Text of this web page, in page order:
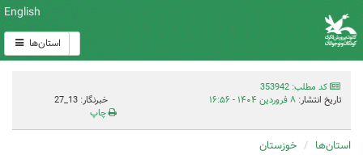
English
استان‌ها
کد مطلب: 353942
تاریخ انتشار: ۸ فروردین ۱۴۰۴ - ۱۶:۵۶
خبرنگار: 13_27
چاپ
استان‌ها خوزستان